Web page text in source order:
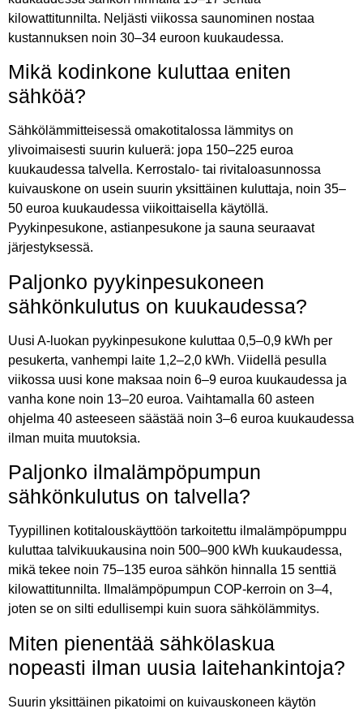
kilowattitunnilta. Neljästi viikossa saunominen nostaa
kustannuksen noin 30–34 euroon kuukaudessa.
Mikä kodinkone kuluttaa eniten
sähköä?
Sähkölämmitteisessä omakotitalossa lämmitys on
ylivoimaisesti suurin kuluerä: jopa 150–225 euroa
kuukaudessa talvella. Kerrostalo- tai rivitaloasunnossa
kuivauskone on usein suurin yksittäinen kuluttaja, noin 35–
50 euroa kuukaudessa viikoittaisella käytöllä.
Pyykinpesukone, astianpesukone ja sauna seuraavat
järjestyksessä.
Paljonko pyykinpesukoneen
sähkönkulutus on kuukaudessa?
Uusi A-luokan pyykinpesukone kuluttaa 0,5–0,9 kWh per
pesukerta, vanhempi laite 1,2–2,0 kWh. Viidellä pesulla
viikossa uusi kone maksaa noin 6–9 euroa kuukaudessa ja
vanha kone noin 13–20 euroa. Vaihtamalla 60 asteen
ohjelma 40 asteeseen säästää noin 3–6 euroa kuukaudessa
ilman muita muutoksia.
Paljonko ilmalämpöpumpun
sähkönkulutus on talvella?
Tyypillinen kotitalouskäyttöön tarkoitettu ilmalämpöpumppu
kuluttaa talvikuukausina noin 500–900 kWh kuukaudessa,
mikä tekee noin 75–135 euroa sähkön hinnalla 15 senttiä
kilowattitunnilta. Ilmalämpöpumpun COP-kerroin on 3–4,
joten se on silti edullisempi kuin suora sähkölämmitys.
Miten pienentää sähkölaskua
nopeasti ilman uusia laitehankintoja?
Suurin yksittäinen pikatoimi on kuivauskoneen käytön